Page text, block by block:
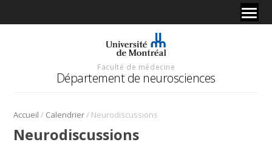
Faculté de médecine
Département de neurosciences
Accueil / Calendrier/ Neurodiscussions
Neurodiscussions